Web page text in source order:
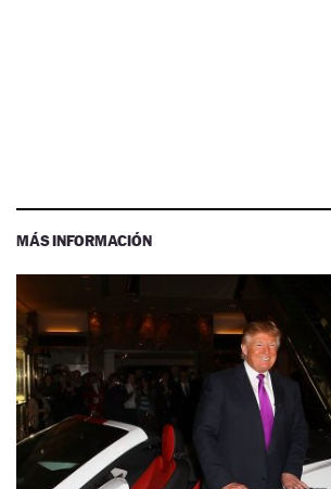
MÁS INFORMACIÓN